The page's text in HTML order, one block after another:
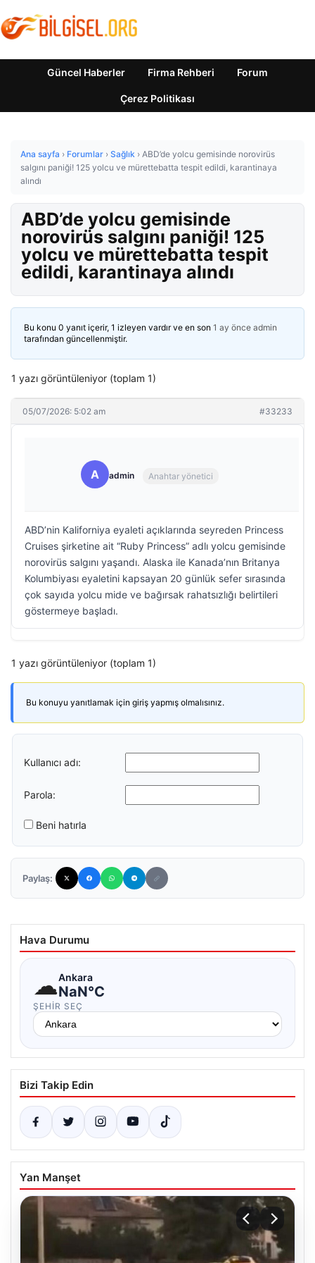
Güncel Haberler Firma Rehberi Forum
Çerez Politikası
Ana sayfa › Forumlar › Sağlık › ABD’de yolcu gemisinde norovirüs
salgını paniği! 125 yolcu ve mürettebatta tespit edildi, karantinaya
alındı
ABD’de yolcu gemisinde
norovirüs salgını paniği! 125
yolcu ve mürettebatta tespit
edildi, karantinaya alındı
Bu konu 0 yanıt içerir, 1 izleyen vardır ve en son 1 ay önce admin
tarafından güncellenmiştir.
1 yazı görüntüleniyor (toplam 1)
05/07/2026: 5:02 am #33233
A admin Anahtar yönetici
ABD’nin Kaliforniya eyaleti açıklarında seyreden Princess
Cruises şirketine ait “Ruby Princess” adlı yolcu gemisinde
norovirüs salgını yaşandı. Alaska ile Kanada’nın Britanya
Kolumbiyası eyaletini kapsayan 20 günlük sefer sırasında
çok sayıda yolcu mide ve bağırsak rahatsızlığı belirtileri
göstermeye başladı.
1 yazı görüntüleniyor (toplam 1)
Bu konuyu yanıtlamak için giriş yapmış olmalısınız.
Kullanıcı adı:
Parola:
Beni hatırla
Paylaş:
Hava Durumu
☁Ankara
NaN°C
ŞEHIR SEÇ
Bizi Takip Edin
Yan Manşet